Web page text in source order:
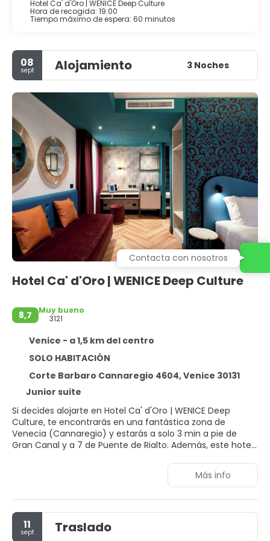
Hotel Ca' d'Oro | WENICE Deep Culture
Hora de recogida: 19:00
Tiempo máximo de espera: 60 minutos
08
sept Alojamiento 3 Noches
Hotel Ca' d'Oro | WENICE Deep Culture
8,7
Muy bueno
3121
Venice - a 1,5 km del centro
SOLO HABITACIÓN
Corte Barbaro Cannaregio 4604, Venice 30131
Junior suite
Si decides alojarte en Hotel Ca' d'Oro | WENICE Deep
Culture, te encontrarás en una fantástica zona de
Venecia (Cannaregio) y estarás a solo 3 min a pie de
Gran Canal y a 7 de Puente de Rialto. Además, este hotel
Aprovecha los prácticos servicios que se te ofrecen,
como conexión a Internet wifi gratis, servicios de
conserjería o un vestíbulo con chimenea.
Te sentirás como en tu propia casa en cualquiera de las
Más info
11
sept Traslado
Contacta con nosotros